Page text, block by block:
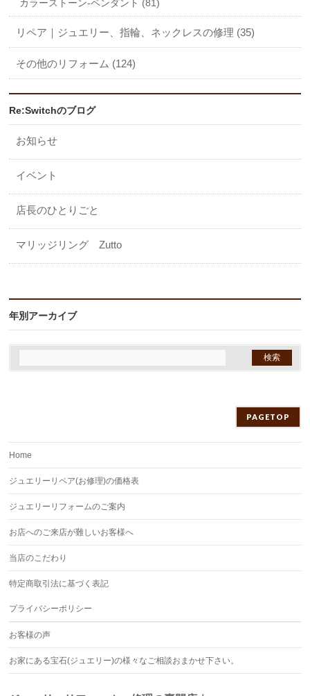
カラーストーン-ペンダント (81)
リペア｜ジュエリー、指輪、ネックレスの修理 (35)
その他のリフォーム (124)
Re:Switchのブログ
お知らせ
イベント
店長のひとりごと
マリッジリング Zutto
年別アーカイブ
PAGETOP
Home
ジュエリーリペア(お修理)の価格表
ジュエリーリフォームのご案内
お店へのご来店が難しいお客様へ
当店のこだわり
特定商取引法に基づく表記
プライバシーポリシー
お客様の声
お家にある宝石(ジュエリー)の様々なご相談おまかせ下さい。